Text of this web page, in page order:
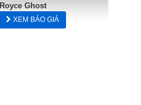
Ghost
XEM BÁO GIÁ